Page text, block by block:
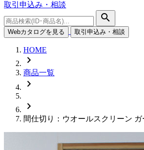
取引申込み・相談
search
Webカタログを見る 取引申込み・相談
HOME
chevron_right
商品一覧
chevron_right
chevron_right
間仕切り：ウオールスクリーン ガ